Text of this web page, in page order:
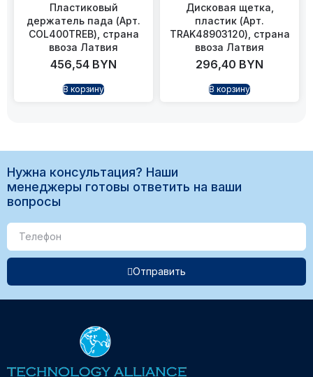
Пластиковый
держатель пада (Арт.
COL400TREB), страна
ввоза Латвия
456,54 BYN
В корзину
Дисковая щетка,
пластик (Арт.
TRAK48903120), страна
ввоза Латвия
296,40 BYN
В корзину
Нужна консультация? Наши
менеджеры готовы ответить на ваши
вопросы
Отправить